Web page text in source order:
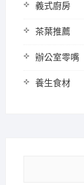
義式廚房
茶葉推薦
辦公室零嘴
養生食材